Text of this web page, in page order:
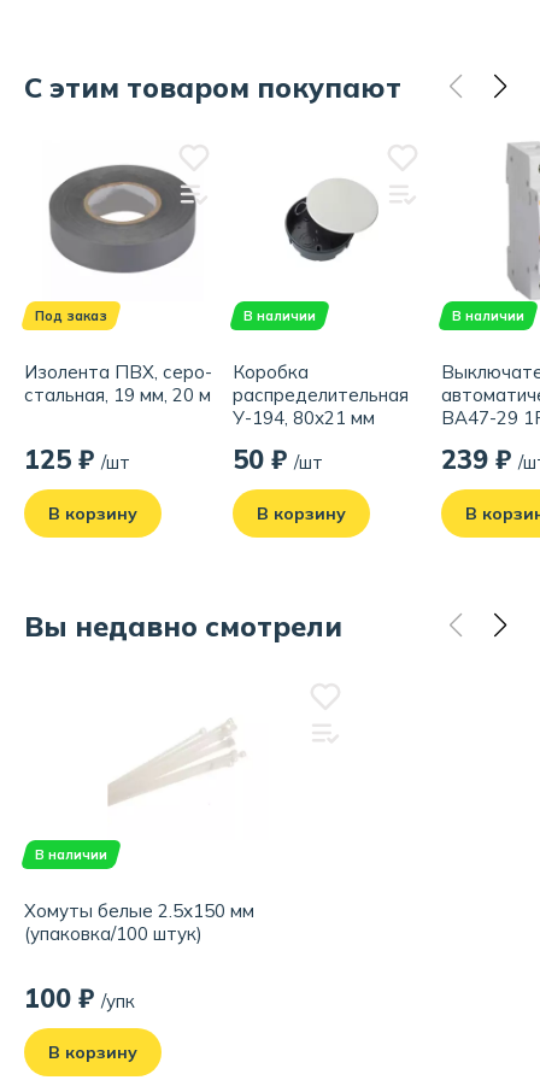
С этим товаром покупают
Под заказ
Изолента ПВХ, серо-
стальная, 19 мм, 20 м
125 ₽ /шт
В корзину
В наличии
Коробка
распределительная
У-194, 80х21 мм
50 ₽ /шт
В корзину
В наличии
ВА47-29
239 ₽ /
В
Вы недавно смотрели
В наличии
Хомуты белые 2.5х150 мм
(упаковка/100 штук)
100 ₽ /упк
В корзину